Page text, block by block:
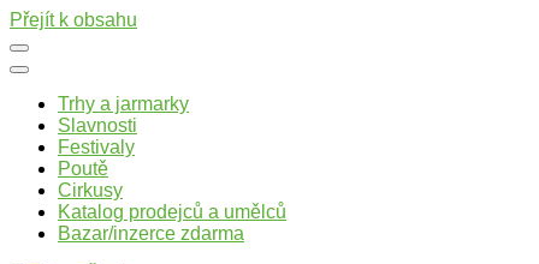
Přejít k obsahu
Trhy a jarmarky
Slavnosti
Festivaly
Poutě
Cirkusy
Katalog prodejců a umělců
Bazar/inzerce zdarma